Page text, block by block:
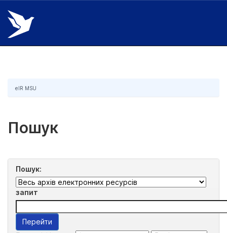
Skip
navigation
eIR MSU
Пошук
Пошук:
запит